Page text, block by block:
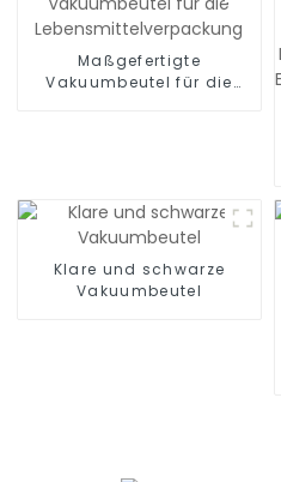
Maßgefertigte
Vakuumbeutel für die
Klare und schwarze
Vakuumbeutel